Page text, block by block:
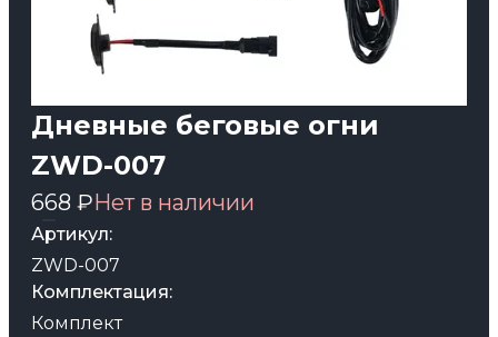
Дневные беговые огни
ZWD-007
668 ₽Нет в наличии
Артикул:
ZWD-007
Комплектация:
Комплект